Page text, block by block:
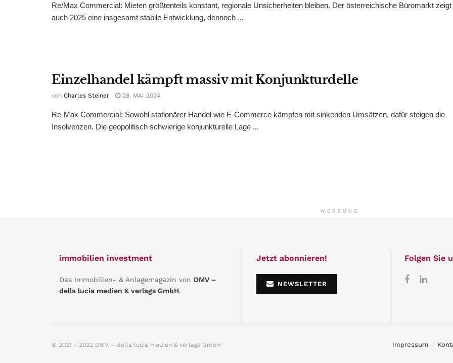
Re/Max Commercial: Mieten größtenteils konstant, regionale Unsicherheiten bleiben. Der österreichische Büromarkt
auch 2025 eine insgesamt stabile Entwicklung, dennoch ...
Einzelhandel kämpft massiv mit Konjunkturdelle
von Charles Steiner 28. MAI 2024
Re-Max Commercial: Sowohl stationärer Handel wie E-Commerce kämpfen mit sinkenden Umsätzen, dafür steigen die
Insolvenzen. Die geopolitisch schwierige konjunkturelle Lage ...
WERBUNG
immobilien investment
Das Immobilien- & Anlagemagazin von DMV –
della lucia medien & verlags GmbH.
Jetzt abonnieren!
NEWSLETTER
Folgen Sie
Impressum
© 2021 - 2022 DMV – della lucia medien & verlags GmbH